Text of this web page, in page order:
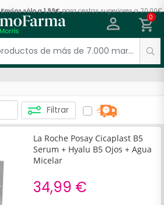
Envíos sólo a 1,99€para cestas superiores a 20,00€
0
Filtrar
La Roche Posay Cicaplast B5
Serum + Hyalu B5 Ojos + Agua
Micelar
34,99 €